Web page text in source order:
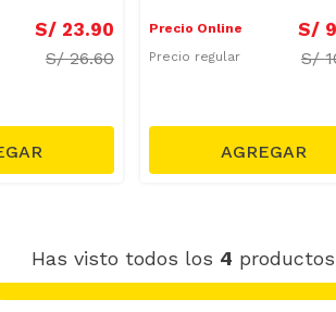
S/ 23.90
S/26.60
Precio Online S/
Precio regular S/
Has visto todos los 4 productos